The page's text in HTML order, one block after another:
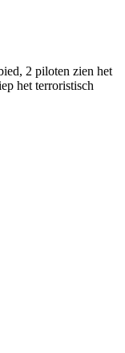
2 piloten zien het
het terroristisch